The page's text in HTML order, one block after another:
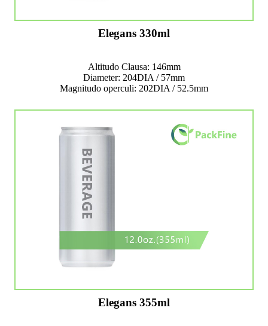
Elegans 330ml
Altitudo Clausa: 146mm
Diameter: 204DIA / 57mm
Magnitudo operculi: 202DIA / 52.5mm
Elegans 355ml